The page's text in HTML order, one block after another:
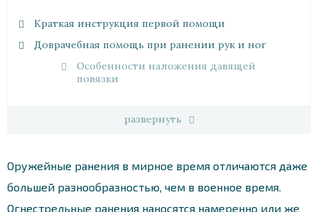
Краткая инструкция первой помощи
Доврачебная помощь при ранении рук и ног
Особенности наложения давящей
повязки
развернуть
Оружейные ранения в мирное время отличаются даже
большей разнообразностью, чем в военное время.
Огнестрельные ранения наносятся намеренно или же